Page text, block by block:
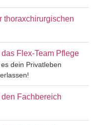
thoraxchirurgischen
Flex-Team Pflege
dein Privatleben
Fachbereich